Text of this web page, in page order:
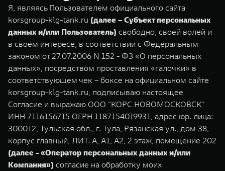
TANK 300
Следуй за открытиями
от 3 999 000 ₽
TANK 400
За пределы возможного
от 5 599 000 ₽
TANK 500
от 6 499 000 ₽
TANK 700
Сила признания
от 10 199 000 ₽
Тест-драйв
Зарядные станции
ПОКУПКА АВТОМОБИЛЯ
TANK Финансы
Корпоративным клиентам
TANK Кредит
СЕРВИС
Калькулятор ТО
Нулевое ТО
Сервис
Специальные предложения
Моторные масла
ЦИФРОВЫЕ СЕРВИСЫ TANK
GWM ТЕХ ДЕНЬ
Новости
Я, являясь Пользователем официального сайта
korsgroup-klg-tank.ru (далее – Субъект персональных
данных и/или Пользователь) свободно, своей волей и
в своем интересе, в соответствии с Федеральным
законом от 27.07.2006 N 152 - ФЗ «О персональных
данных», посредством проставления «галочки» в
соответствующем чек – боксе на официальном сайте
korsgroup-klg-tank.ru, подписываю настоящее
Согласие и выражаю ООО "КОРС НОВОМОСКОВСК"
ИНН 7116156715 ОГРН 1187154019931, адрес юр. лица:
300012, Тульская обл., г. Тула, Рязанская ул., дом 38,
корпус главный, ЛИТ. А, А1, А2, 2 этаж, помещение 202
(далее - «Оператор персональных данных и/или
Компания») согласие на обработку моих